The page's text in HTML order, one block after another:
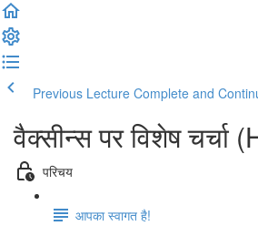
Previous Lecture Complete and
वैक्सीन्स पर विशेष चर्चा
परिचय
आपका स्वागत है!